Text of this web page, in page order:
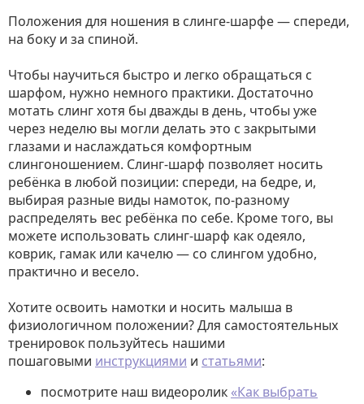
Положения для ношения в слинге-шарфе — спереди,
на боку и за спиной.
Чтобы научиться быстро и легко обращаться с
шарфом, нужно немного практики. Достаточно
мотать слинг хотя бы дважды в день, чтобы уже
через неделю вы могли делать это с закрытыми
глазами и наслаждаться комфортным
слингоношением. Слинг-шарф позволяет носить
ребёнка в любой позиции: спереди, на бедре, и,
выбирая разные виды намоток, по-разному
распределять вес ребёнка по себе. Кроме того, вы
можете использовать слинг-шарф как одеяло,
коврик, гамак или качелю — со слингом удобно,
практично и весело.
Хотите освоить намотки и носить малыша в
физиологичном положении? Для самостоятельных
тренировок пользуйтесь нашими
пошаговыми инструкциями и статьями:
посмотрите наш видеоролик «Как выбрать